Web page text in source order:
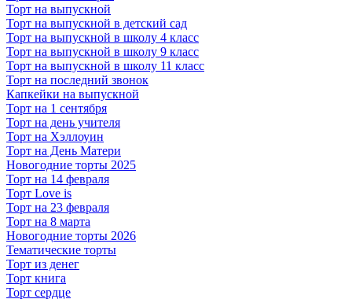
Торт на выпускной
Торт на выпускной в детский сад
Торт на выпускной в школу 4 класс
Торт на выпускной в школу 9 класс
Торт на выпускной в школу 11 класс
Торт на последний звонок
Капкейки на выпускной
Торт на 1 сентября
Торт на день учителя
Торт на Хэллоуин
Торт на День Матери
Новогодние торты 2025
Торт на 14 февраля
Торт Love is
Торт на 23 февраля
Торт на 8 марта
Новогодние торты 2026
Тематические торты
Торт из денег
Торт книга
Торт сердце